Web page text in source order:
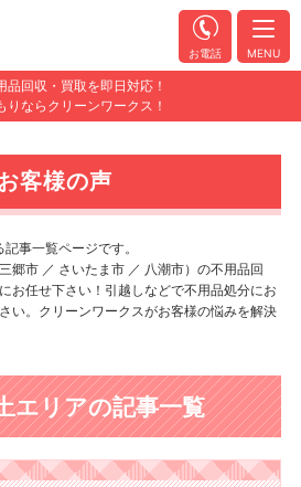
品回収・買取を即日対応！
りならクリーンワークス！
お電話 MENU
客様の声
事一覧ページです。
郷市 ／ さいたま市 ／ 八潮市）の不用品回
お任せ下さい！引越しなどで不用品処分にお
い。クリーンワークスがお客様の悩みを解決
エリアの記事一覧